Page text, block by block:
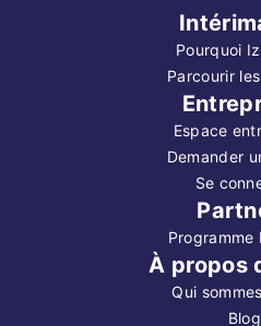
Pourquoi
Parcourir
Espace
Demander
Se
Programme
À propos
Qui
Blog